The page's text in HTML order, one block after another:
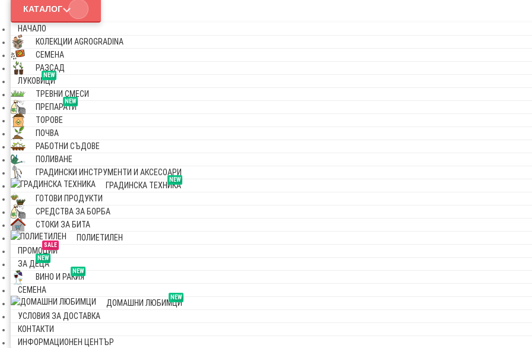
КАТАЛОГ
НАЧАЛО
КОЛЕКЦИИ AGROGRADINA
СЕМЕНА
РАЗСАД
NEW
ЛУКОВИЦИ
ТРЕВНИ СМЕСИ
NEW
ПРЕПАРАТИ
ТОРОВЕ
ПОЧВА
РАБОТНИ СЪДОВЕ
ПОЛИВАНЕ
ГРАДИНСКИ ИНСТРУМЕНТИ И АКСЕСОАРИ
NEW
ГРАДИНСКА ТЕХНИКА
ГОТОВИ ПРОДУКТИ
СРЕДСТВА ЗА БОРБА
СТОКИ ЗА БИТА
ПОЛИЕТИЛЕН
SALE
ПРОМОЦИИ
NEW
ЗА ДЕЦА
NEW
ВИНО И РАКИЯ
СЕМЕНА
NEW
ДОМАШНИ ЛЮБИМЦИ
УСЛОВИЯ ЗА ДОСТАВКА
КОНТАКТИ
ИНФОРМАЦИОНЕН ЦЕНТЪР